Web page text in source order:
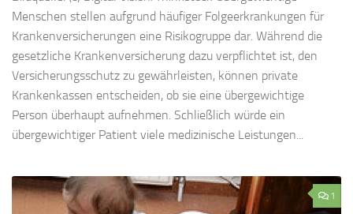
Menschen stellen aufgrund häufiger Folgeerkrankungen für
Krankenversicherungen eine Risikogruppe dar. Während die
gesetzliche Krankenversicherung dazu verpflichtet ist, den
Versicherungsschutz zu gewährleisten, können private
Krankenkassen entscheiden, ob sie eine übergewichtige
Person überhaupt aufnehmen. Schließlich würde ein
übergewichtiger Patient viele medizinische Leistungen...
1